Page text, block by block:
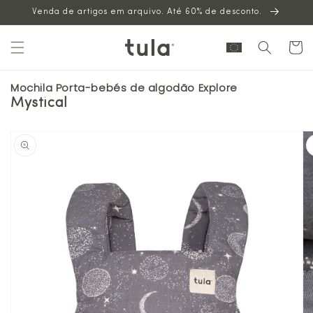
para o
Venda de artigos em arquivo. Até 60% de desconto.
Carrinho
Mochila Porta-bebés de algodão Explore
Mystical
Saltar para
informação